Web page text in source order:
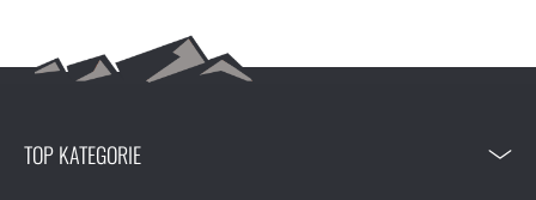
TOP KATEGORIE